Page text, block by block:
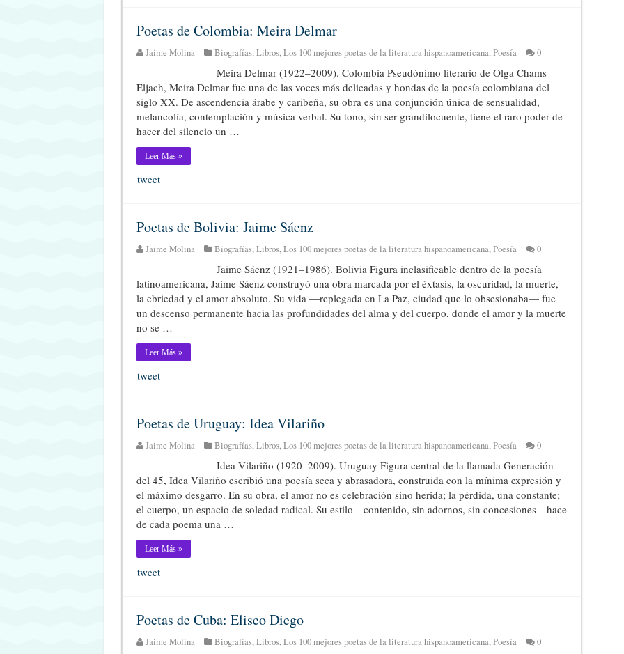
Poetas de Colombia: Meira Delmar
Jaime Molina Biografías,Libros,Los 100 mejores poetas de la literatura hispanoamericana,Poesía 0
Meira Delmar (1922–2009). Colombia Pseudónimo literario de Olga Chams
Eljach, Meira Delmar fue una de las voces más delicadas y hondas de la poesía colombiana del
siglo XX. De ascendencia árabe y caribeña, su obra es una conjunción única de sensualidad,
melancolía, contemplación y música verbal. Su tono, sin ser grandilocuente, tiene el raro poder de
hacer del silencio un …
Leer Más »
tweet
Poetas de Bolivia: Jaime Sáenz
Jaime Molina Biografías,Libros,Los 100 mejores poetas de la literatura hispanoamericana,Poesía 0
Jaime Sáenz (1921–1986). Bolivia Figura inclasificable dentro de la poesía
latinoamericana, Jaime Sáenz construyó una obra marcada por el éxtasis, la oscuridad, la muerte,
la ebriedad y el amor absoluto. Su vida —replegada en La Paz, ciudad que lo obsesionaba— fue
un descenso permanente hacia las profundidades del alma y del cuerpo, donde el amor y la muerte
no se …
Leer Más »
tweet
Poetas de Uruguay: Idea Vilariño
Jaime Molina Biografías,Libros,Los 100 mejores poetas de la literatura hispanoamericana,Poesía 0
Idea Vilariño (1920–2009). Uruguay Figura central de la llamada Generación
del 45, Idea Vilariño escribió una poesía seca y abrasadora, construida con la mínima expresión y
el máximo desgarro. En su obra, el amor no es celebración sino herida; la pérdida, una constante;
el cuerpo, un espacio de soledad radical. Su estilo—contenido, sin adornos, sin concesiones—hace
de cada poema una …
Leer Más »
tweet
Poetas de Cuba: Eliseo Diego
Jaime Molina Biografías,Libros,Los 100 mejores poetas de la literatura hispanoamericana,Poesía 0